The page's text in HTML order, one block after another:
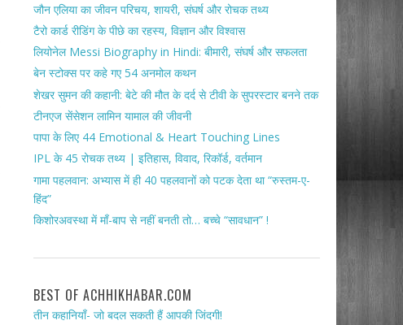
जौन एलिया का जीवन परिचय, शायरी, संघर्ष और रोचक तथ्य
टैरो कार्ड रीडिंग के पीछे का रहस्य, विज्ञान और विश्वास
लियोनेल Messi Biography in Hindi: बीमारी, संघर्ष और सफलता
बेन स्टोक्स पर कहे गए 54 अनमोल कथन
शेखर सुमन की कहानी: बेटे की मौत के दर्द से टीवी के सुपरस्टार बनने तक
टीनएज सेंसेशन लामिन यामाल की जीवनी
पापा के लिए 44 Emotional & Heart Touching Lines
IPL के 45 रोचक तथ्य | इतिहास, विवाद, रिकॉर्ड, वर्तमान
गामा पहलवान: अभ्यास में ही 40 पहलवानों को पटक देता था “रुस्तम-ए-
हिंद”
किशोरअवस्था में माँ-बाप से नहीं बनती तो… बच्चे “सावधान” !
BEST OF ACHHIKHABAR.COM
तीन कहानियाँ- जो बदल सकती हैं आपकी जिंदगी!